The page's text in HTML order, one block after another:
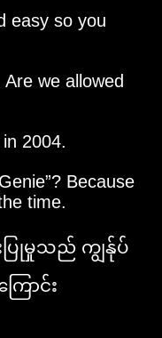
easy so you
we allowed
in 2004.
? Because
time.
ပြုမှုသည် ကျွန်ုပ်
ောင်း